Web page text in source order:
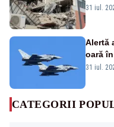
31 iul.
Alertă
oară
31 iul.
CATEGORII